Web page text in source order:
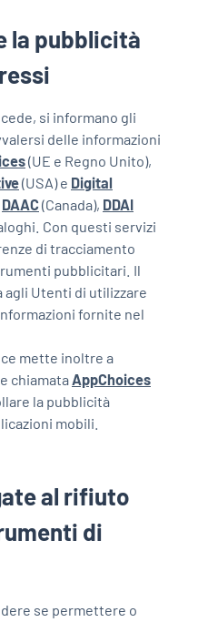
la pubblicità
si informano gli
delle informazioni
(UE e Regno Unito),
(USA) e Digital
DAAC(Canada), DDAI
Con questi servizi
di tracciamento
pubblicitari. Il
Utenti di utilizzare
fornite nel
mette inoltre a
chiamataAppChoices
la pubblicità
mobili.
al rifiuto
di
se permettere o